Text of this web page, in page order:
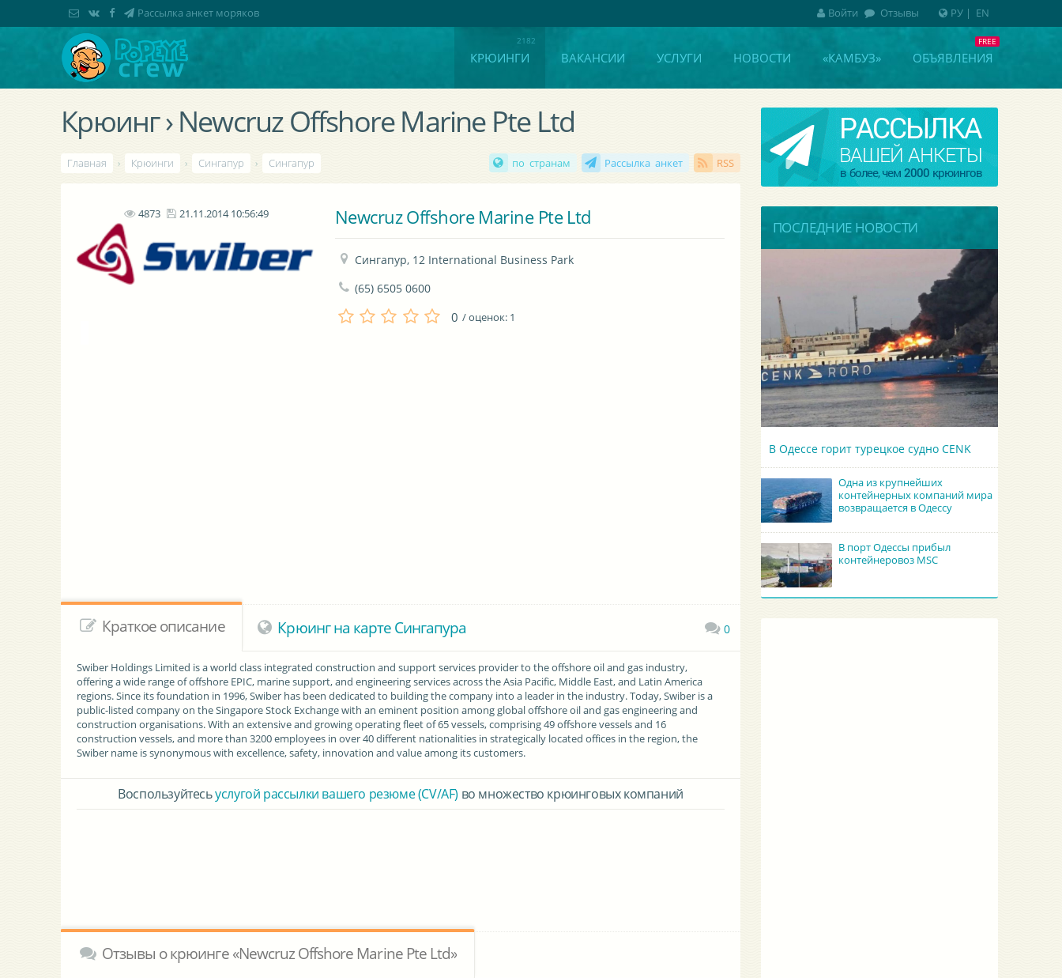
КРЮИНГИ ВАКАНСИИ УСЛУГИ НОВОСТИ «КАМБУЗ» ОБЪЯВЛЕНИЯ
Крюинг › Newcruz Offshore Marine Pte Ltd
Главная › Крюинги › Сингапур › Сингапур по странам Рассылка анкет RSS
4873 21.11.2014 10:56:49 Newcruz Offshore Marine Pte Ltd
Сингапур, 12 International Business Park
(65) 6505 0600
0 / оценок: 1
Краткое описание Крюинг на карте Сингапура 0
Swiber Holdings Limited is a world class integrated construction and support services provider to the offshore oil and gas industry,
offering a wide range of offshore EPIC, marine support, and engineering services across the Asia Pacific, Middle East, and Latin America
regions. Since its foundation in 1996, Swiber has been dedicated to building the company into a leader in the industry. Today, Swiber is a
public-listed company on the Singapore Stock Exchange with an eminent position among global offshore oil and gas engineering and
construction organisations. With an extensive and growing operating fleet of 65 vessels, comprising 49 offshore vessels and 16
construction vessels, and more than 3200 employees in over 40 different nationalities in strategically located offices in the region, the
Swiber name is synonymous with excellence, safety, innovation and value among its customers.
Воспользуйтесьуслугой рассылки вашего резюме (CV/AF) во множество крюинговых компаний
Отзывы о крюинге «Newcruz Offshore Marine Pte Ltd»
ПОСЛЕДНИЕ НОВОСТИ
В Одессе горит турецкое судно CENK
Одна из крупнейших
контейнерных компаний мира
возвращается в Одессу
В порт Одессы прибыл
контейнеровоз MSC
РУ| EN
Рассылка анкет моряков Войти Отзывы